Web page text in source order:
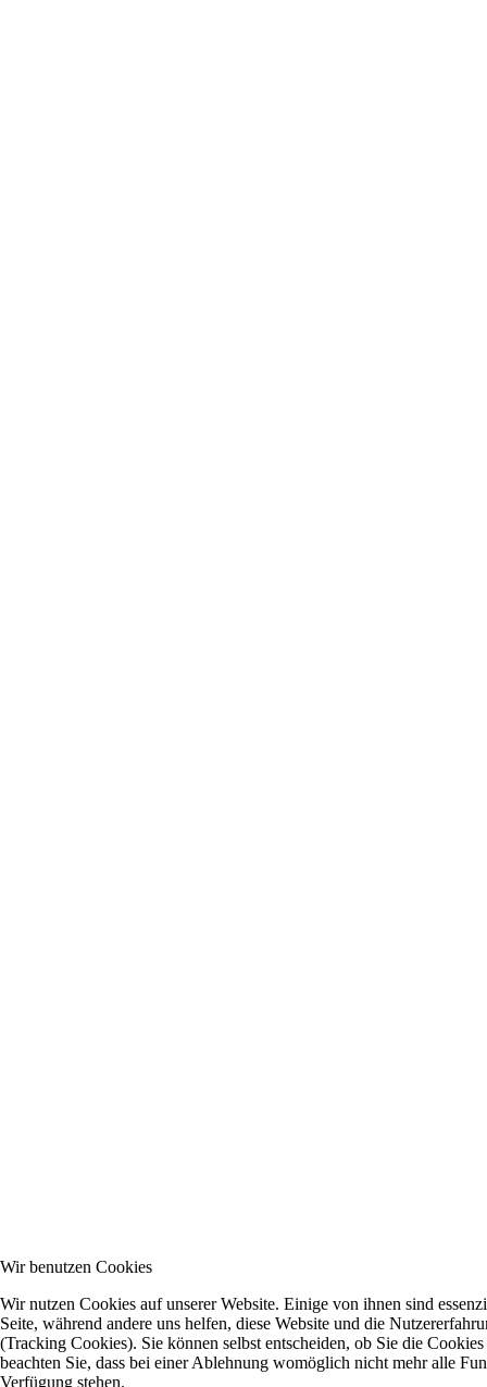
Wir benutzen Cookies
Wir nutzen Cookies auf unserer Website. Einige von ihnen sind
Seite, während andere uns helfen, diese Website und die
(Tracking Cookies). Sie können selbst entscheiden, ob Sie die
beachten Sie, dass bei einer Ablehnung womöglich nicht mehr alle
Verfügung stehen.